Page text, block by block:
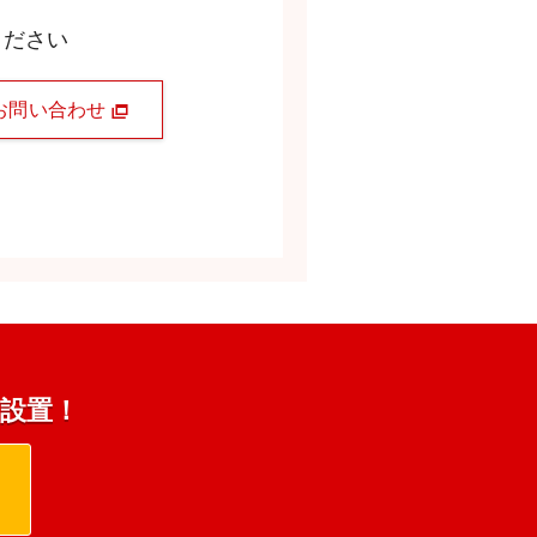
さい
問い合わせ
置！